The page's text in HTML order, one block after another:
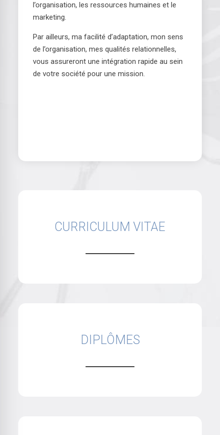
l’organisation, les ressources humaines et le
marketing.
Par ailleurs, ma facilité d’adaptation, mon sens
de l’organisation, mes qualités relationnelles,
vous assureront une intégration rapide au sein
de votre société pour une mission.
CURRICULUM VITAE
DIPLÔMES